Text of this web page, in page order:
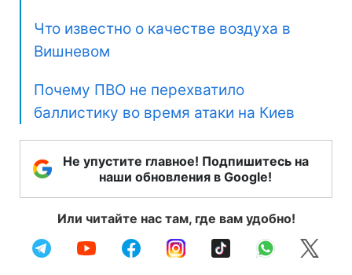
Что известно о качестве воздуха в
Вишневом
Почему ПВО не перехватило
баллистику во время атаки на Киев
Не упустите главное! Подпишитесь на
наши обновления в Google!
Или читайте нас там, где вам удобно!